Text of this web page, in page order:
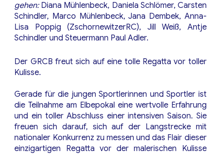
gehen: Diana Mühlenbeck, Daniela Schlömer, Carsten
Schindler, Marco Mühlenbeck, Jana Dembek, Anna-
Lisa Poppig (ZschornewitzerRC), Jill Weiß, Antje
Schindler und Steuermann Paul Adler.
Der GRCB freut sich auf eine tolle Regatta vor toller
Kulisse.
Gerade für die jungen Sportlerinnen und Sportler ist
die Teilnahme am Elbepokal eine wertvolle Erfahrung
und ein toller Abschluss einer intensiven Saison. Sie
freuen sich darauf, sich auf der Langstrecke mit
nationaler Konkurrenz zu messen und das Flair dieser
einzigartigen Regatta vor der malerischen Kulisse